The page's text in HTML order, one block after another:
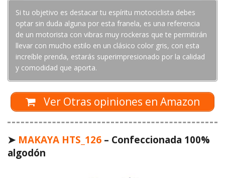
Si tu objetivo es destacar tu espíritu motociclista debes
optar sin duda alguna por esta franela, es una referencia
de un motorista con vibras muy rockeras que te permitirán
llevar con mucho estilo en un clásico color gris, con esta
increíble prenda, estarás superimpresionado por la calidad
y comodidad que aporta.
Ver Otras opiniones en Amazon
➤ MAKAYA HTS_126 – Confeccionada 100%
algodón